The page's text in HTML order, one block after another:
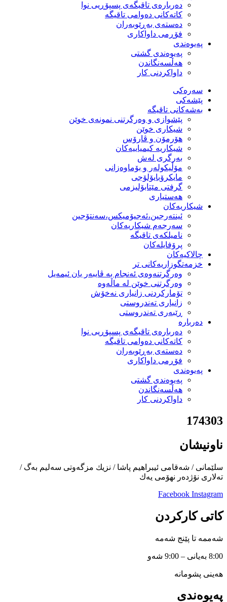
دەربارەی تاقیگەی پسپۆڕیی نوا
كاتەكانی دەوامی تاقیگە
دەستەی بەڕێوبەران
فۆڕمی داواكاری
پەیوەندی
پەیوەندی گشتی
هەڵسەنگاندن
داواكردنی كار
سەرەکی
پێشەکی
بەشەكانی تاقیگە
پێشوازی و وەرگرتنی نمونەی خوێن
شیكاری خوێن
هۆرمۆن و ڤارۆس
شیكاریە كیمیاییەكان
بەرگری لەش
مۆڵیكولەر و بۆماوەزانی
مایكرۆبایۆلۆجی
گرفتی مێتابۆلیزمی
هەستیاری
شیكاریەكان
ئینتەرجین،ئەجیۆمیکس،سەنتۆجین
سەرجەم شیكاریەكان
نامیلكەی تاقیگە
پرۆفایلەكان
چالاکیەکان
خزمەتگوزاریەكانی تر
وه‌رگرتنه‌وه‌ی ئه‌نجام به‌ ڤایبه‌ر یان ئیمه‌یل
وەرگرتنی خوێن لە ماڵەوە
تۆماركردنی زانیاری نەخۆش
زانیاری تەندروستی
ڕێبەری تەندروستی
دەربارە
دەربارەی تاقیگەی پسپۆڕیی نوا
كاتەكانی دەوامی تاقیگە
دەستەی بەڕێوبەران
فۆڕمی داواكاری
پەیوەندی
پەیوەندی گشتی
هەڵسەنگاندن
داواكردنی كار
174303
ناونیشان
سلێمانی / شەقامی ئیبراهیم پاشا / نزیك مزگەوتی سەلیم بەگ /
تەلاری نۆژدەر نهۆمی یەك
Facebook Instagram
کاتی کارکردن
شەممە تا پێنج شەمە
8:00 بەیانی – 9:00 شەو
هەینی پشومانە
پەیوەندی